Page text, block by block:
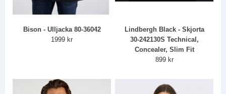
Bison - Ulljacka 80-36042
1999 kr
Lindbergh Black - Skjorta
30-242130S Technical,
Concealer, Slim Fit
899 kr